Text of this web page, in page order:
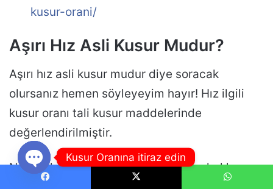
kusur-orani/
Aşırı Hız Asli Kusur Mudur?
Aşırı hız asli kusur mudur diye soracak
olursanız hemen söyleyeyim hayır! Hız ilgili
kusur oranı tali kusur maddelerinde
değerlendirilmiştir.
Ne yazık ki siz kavşakta ilk geçişine hakkına
Kusur Oranına itiraz edin
Open